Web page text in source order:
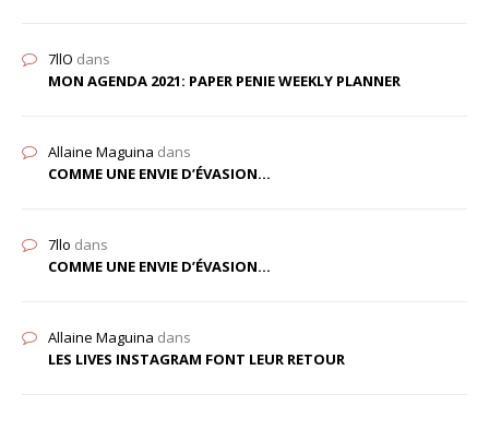
7llO dans
MON AGENDA 2021: PAPER PENIE WEEKLY PLANNER
Allaine Maguina dans
COMME UNE ENVIE D’ÉVASION…
7llo dans
COMME UNE ENVIE D’ÉVASION…
Allaine Maguina dans
LES LIVES INSTAGRAM FONT LEUR RETOUR